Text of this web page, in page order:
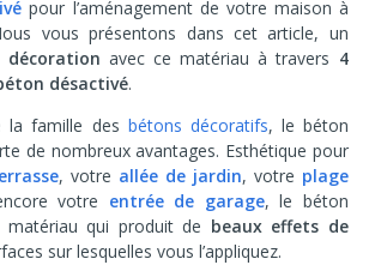
pour l’aménagement de votre maison à
vous présentons dans cet article, un
décoration avec ce matériau à travers 4
désactivé.
la famille des bétons décoratifs, le béton
de nombreux avantages. Esthétique pour
, votre allée de jardin, votre plage
votre entrée de garage, le béton
qui produit de beaux effets de
sur lesquelles vous l’appliquez.